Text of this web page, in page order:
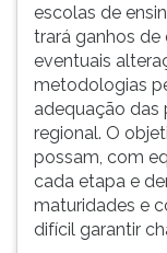
escolas de
trará ganhos de
eventuais
metodologias
adequação das
regional. O
possam, com
cada etapa e
maturidades e
difícil garantir